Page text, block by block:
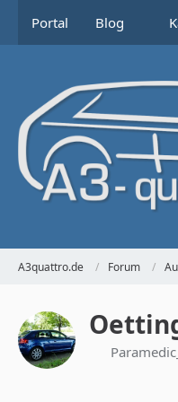
Portal Blog
A3quattro.de Forum